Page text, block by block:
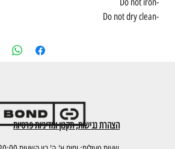
-Do not dry clean
הצהרת נגישות, תקנון ומדיניות פרטיות